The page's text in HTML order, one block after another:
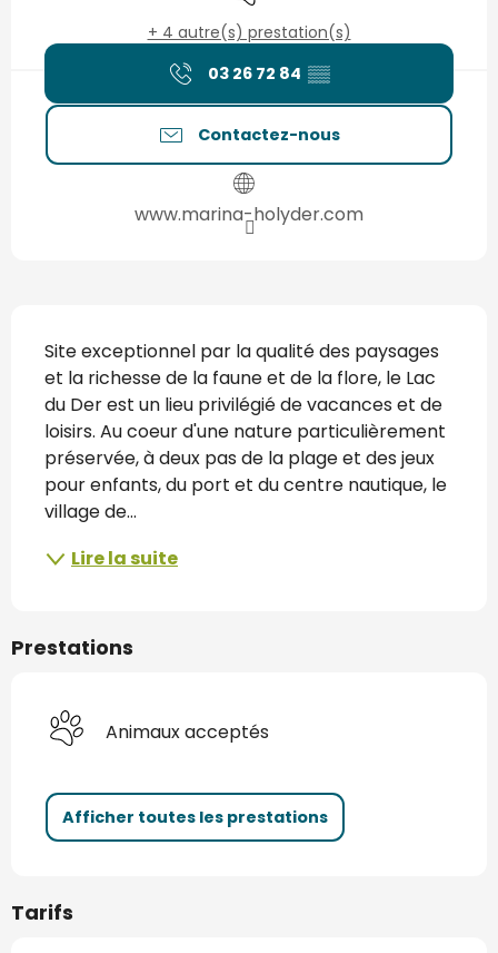
+ 4 autre(s) prestation(s)
03 26 72 84 ▒▒
Contactez-nous
www.marina-holyder.com
Site exceptionnel par la qualité des paysages
et la richesse de la faune et de la flore, le Lac
du Der est un lieu privilégié de vacances et de
loisirs. Au coeur d'une nature particulièrement
préservée, à deux pas de la plage et des jeux
pour enfants, du port et du centre nautique, le
village de...
Lire la suite
Prestations
Animaux acceptés
Afficher toutes les prestations
Tarifs